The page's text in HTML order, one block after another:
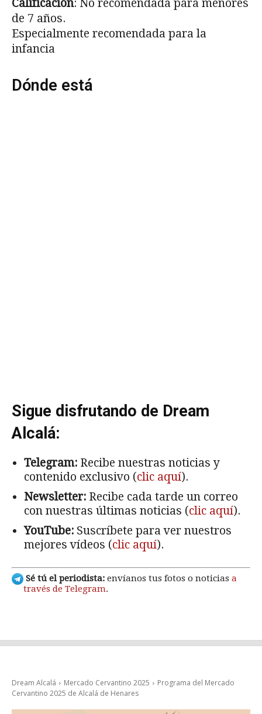
Calificación: No recomendada para menores
de 7 años.
Especialmente recomendada para la
infancia
Dónde está
Sigue disfrutando de Dream
Alcalá:
Telegram: Recibe nuestras noticias y
contenido exclusivo (clic aquí).
Newsletter: Recibe cada tarde un correo
con nuestras últimas noticias (clic aquí).
YouTube: Suscríbete para ver nuestros
mejores vídeos (clic aquí).
Sé tú el periodista: envíanos tus fotos o noticias a
través de Telegram.